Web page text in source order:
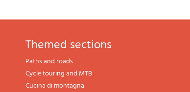
themed sections
Paths and roads
Cycle touring and MTB
Cucina di montagna